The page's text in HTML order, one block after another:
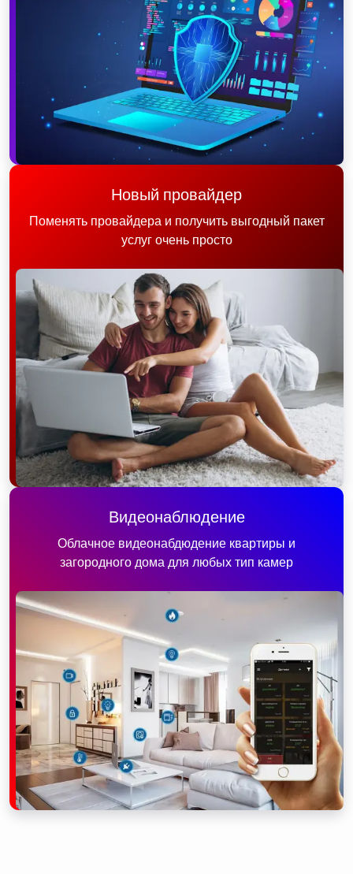
Новый провайдер
Поменять провайдера и получить выгодный пакет
услуг очень просто
Видеонаблюдение
Облачное видеонабдюдение квартиры и
загородного дома для любых тип камер